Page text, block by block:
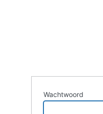
Wachtwoord